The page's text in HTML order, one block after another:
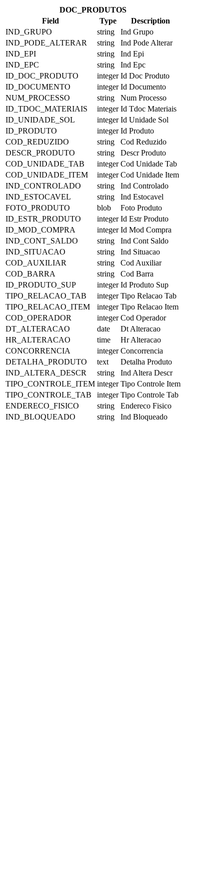
DOC_PRODUTOS
Field
Type
Description
IND_GRUPO
string
Ind Grupo
IND_PODE_ALTERAR
string
Ind Pode Alterar
IND_EPI
string
Ind Epi
IND_EPC
string
Ind Epc
ID_DOC_PRODUTO
integer Id Doc Produto
ID_DOCUMENTO
integer Id Documento
NUM_PROCESSO
string
Num Processo
ID_TDOC_MATERIAIS
integer Id Tdoc Materiais
ID_UNIDADE_SOL
integer Id Unidade Sol
ID_PRODUTO
integer Id Produto
COD_REDUZIDO
string
Cod Reduzido
DESCR_PRODUTO
string
Descr Produto
COD_UNIDADE_TAB
integer Cod Unidade Tab
COD_UNIDADE_ITEM
integer Cod Unidade Item
IND_CONTROLADO
string
Ind Controlado
IND_ESTOCAVEL
string
Ind Estocavel
FOTO_PRODUTO
blob
Foto Produto
ID_ESTR_PRODUTO
integer Id Estr Produto
ID_MOD_COMPRA
integer Id Mod Compra
IND_CONT_SALDO
string
Ind Cont Saldo
IND_SITUACAO
string
Ind Situacao
COD_AUXILIAR
string
Cod Auxiliar
COD_BARRA
string
Cod Barra
ID_PRODUTO_SUP
integer Id Produto Sup
TIPO_RELACAO_TAB
integer Tipo Relacao Tab
TIPO_RELACAO_ITEM
integer Tipo Relacao Item
COD_OPERADOR
integer Cod Operador
DT_ALTERACAO
date
Dt Alteracao
HR_ALTERACAO
time
Hr Alteracao
CONCORRENCIA
integer Concorrencia
DETALHA_PRODUTO
text
Detalha Produto
IND_ALTERA_DESCR
string
Ind Altera Descr
TIPO_CONTROLE_ITEM integer Tipo Controle Item
TIPO_CONTROLE_TAB
integer Tipo Controle Tab
ENDERECO_FISICO
string
Endereco Fisico
IND_BLOQUEADO
string Ind Bloqueado